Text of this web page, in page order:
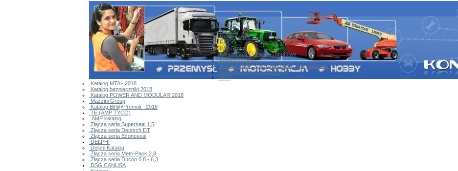
HOME
Kontakt
Nota Prawna
RODO
IMP Group
Katalog 2014 - złącza i obudowy
Katalog ogólny
Katalog 2008 - złącza do druku / przykręcane
Katalog - złącza mate n lock
MTA
Katalog MTA - 2018
Katalog bezpieczniki 2018
Katalog POWER AND MODULAR 2018
Mazzini Group
Katalog Biffi@Premoli - 2018
TE (AMP TYCO)
AMP katalog
Złącza seria Superseal 1,5
Złącza seria Deutsch DT
Złącza seria Econoseal
DELPHI
Delphi Katalog
Złącza seria Metri-Pack 2,8
Złącza seria Ducon 0,8 - 6,3
DSG CANUSA